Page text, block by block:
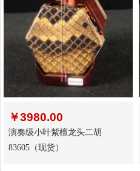
￥3980.00
演奏级小叶紫檀龙头二胡
83605（现货）